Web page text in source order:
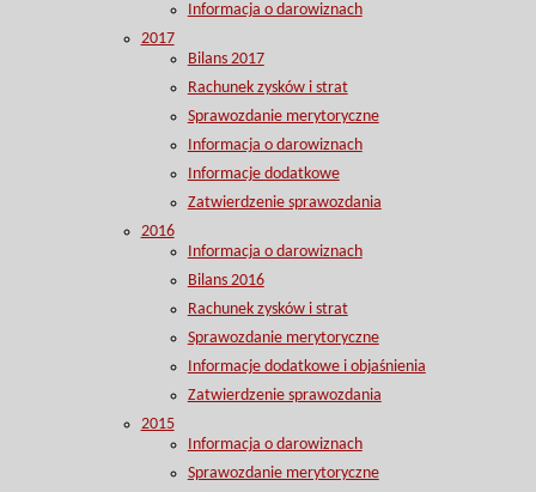
Informacja o darowiznach
2017
Bilans 2017
Rachunek zysków i strat
Sprawozdanie merytoryczne
Informacja o darowiznach
Informacje dodatkowe
Zatwierdzenie sprawozdania
2016
Informacja o darowiznach
Bilans 2016
Rachunek zysków i strat
Sprawozdanie merytoryczne
Informacje dodatkowe i objaśnienia
Zatwierdzenie sprawozdania
2015
Informacja o darowiznach
Sprawozdanie merytoryczne